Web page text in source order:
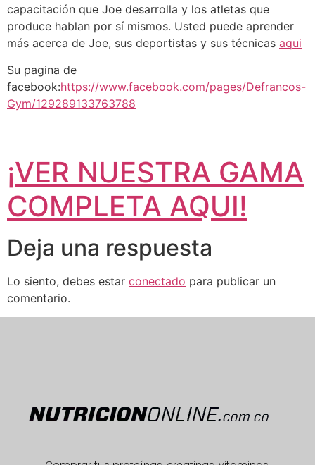
capacitación que Joe desarrolla y los atletas que
produce hablan por sí mismos. Usted puede aprender
más acerca de Joe, sus deportistas y sus técnicas aqui
Su pagina de
facebook:https://www.facebook.com/pages/Defrancos-
Gym/129289133763788
¡VER NUESTRA GAMA
COMPLETA AQUI!
Deja una respuesta
Lo siento, debes estar conectado para publicar un
comentario.